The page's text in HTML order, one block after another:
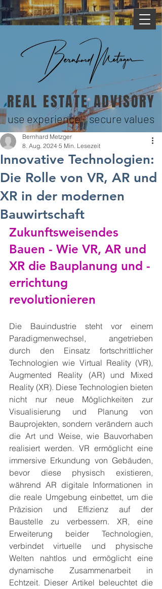
use experience - secure values
REAL ESTATE ADVISORY
Innovative Technologien:
Die Rolle von VR, AR und
XR in der modernen
Bauwirtschaft
Bernhard Metzger
8. Aug. 2024 5 Min. Lesezeit
Zukunftsweisendes
Bauen - Wie VR, AR und
XR die Bauplanung und -
errichtung
revolutionieren
Die Bauindustrie steht vor einem
Paradigmenwechsel, angetrieben
durch den Einsatz fortschrittlicher
Technologien wie Virtual Reality (VR),
Augmented Reality (AR) und Mixed
Reality (XR). Diese Technologien bieten
nicht nur neue Möglichkeiten zur
Visualisierung und Planung von
Bauprojekten, sondern verändern auch
die Art und Weise, wie Bauvorhaben
realisiert werden. VR ermöglicht eine
immersive Erkundung von Gebäuden,
bevor diese physisch existieren,
während AR digitale Informationen in
die reale Umgebung einbettet, um die
Präzision und Effizienz auf der
Baustelle zu verbessern. XR, eine
Erweiterung beider Technologien,
verbindet virtuelle und physische
Welten nahtlos und ermöglicht eine
dynamische Zusammenarbeit in
Echtzeit. Dieser Artikel beleuchtet die